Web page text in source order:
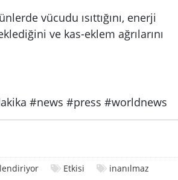
vücudu ısıttığını, enerji
ve kas-eklem ağrılarını
#news #press #worldnews
Etkisi inanılmaz